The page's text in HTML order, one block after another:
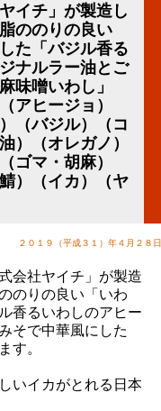
イチ」が製造し
ののりの良い
た「バジル香る
ナルラー油とご
味噌いわし」
アヒージョ）
（バジル）（コ
）（オレガノ）
ゴマ・胡麻）
）（イカ）（ヤ
２０１９（平成３１）年４月２８日
会社ヤイチ」が製造
のりの良い「いわ
香るいわしのアヒー
そで中華風にした
す。
いイカがとれる日本